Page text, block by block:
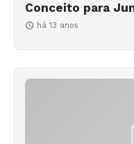
Conceito para
há 13 anos